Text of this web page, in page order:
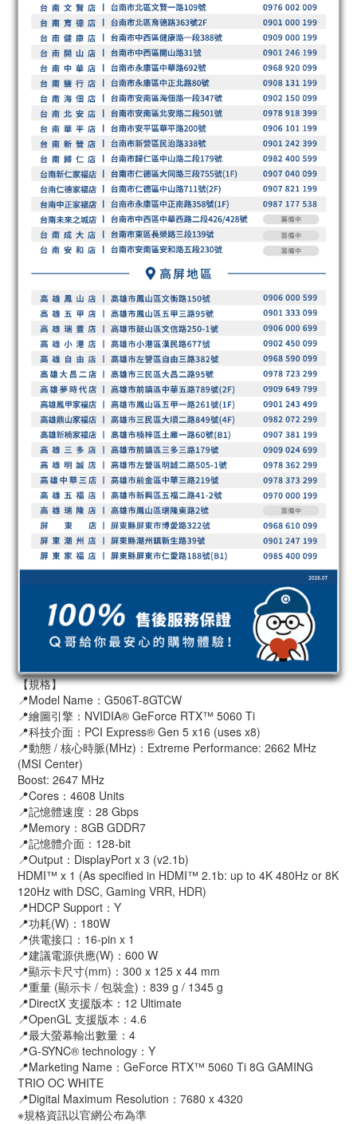
【規格】
📍Model Name：G506T-8GTCW
📍繪圖引擎：NVIDIA® GeForce RTX™ 5060 Ti
📍科技介面：PCI Express® Gen 5 x16 (uses x8)
📍動態 / 核心時脈(MHz)：Extreme Performance: 2662 MHz
(MSI Center)
Boost: 2647 MHz
📍Cores：4608 Units
📍記憶體速度：28 Gbps
📍Memory：8GB GDDR7
📍記憶體介面：128-bit
📍Output：DisplayPort x 3 (v2.1b)
HDMI™ x 1 (As specified in HDMI™ 2.1b: up to 4K 480Hz or 8K
120Hz with DSC, Gaming VRR, HDR)
📍HDCP Support：Y
📍功耗(W)：180W
📍供電接口：16-pin x 1
📍建議電源供應(W)：600 W
📍顯示卡尺寸(mm)：300 x 125 x 44 mm
📍重量 (顯示卡 / 包裝盒)：839 g / 1345 g
📍DirectX 支援版本：12 Ultimate
📍OpenGL 支援版本：4.6
📍最大螢幕輸出數量：4
📍G-SYNC® technology：Y
📍Marketing Name：GeForce RTX™ 5060 Ti 8G GAMING
TRIO OC WHITE
📍Digital Maximum Resolution：7680 x 4320
※規格資訊以官網公布為準